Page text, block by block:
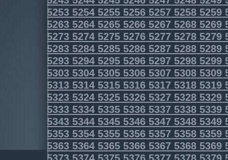
5253 5254 5255 5256 5257 5258 5259
5263 5264 5265 5266 5267 5268 5269
5273 5274 5275 5276 5277 5278 5279
5283 5284 5285 5286 5287 5288 5289
5293 5294 5295 5296 5297 5298 5299
5303 5304 5305 5306 5307 5308 5309
5313 5314 5315 5316 5317 5318 5319
5323 5324 5325 5326 5327 5328 5329
5333 5334 5335 5336 5337 5338 5339
5343 5344 5345 5346 5347 5348 5349
5353 5354 5355 5356 5357 5358 5359
5363 5364 5365 5366 5367 5368 5369